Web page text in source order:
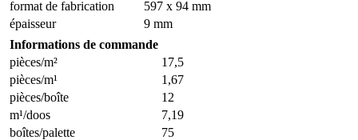
format de fabrication
597 x 94 mm
épaisseur
9 mm
Informations de commande
pièces/m²
17,5
pièces/m¹
1,67
pièces/boîte
12
m¹/doos
7,19
boîtes/palette
75